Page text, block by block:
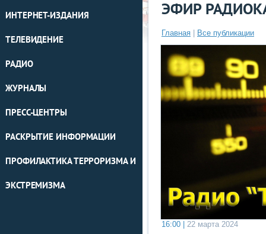
ИНТЕРНЕТ-ИЗДАНИЯ
ТЕЛЕВИДЕНИЕ
РАДИО
ЖУРНАЛЫ
ПРЕСС-ЦЕНТРЫ
РАСКРЫТИЕ ИНФОРМАЦИИ
ПРОФИЛАКТИКА ТЕРРОРИЗМА И
ЭКСТРЕМИЗМА
ЭФИР
Главная Все публикации
16:00 |
22 марта 2024